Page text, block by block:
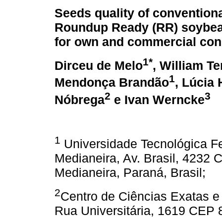
Seeds quality of
Roundup Ready (RR)
for own and commercial
Dirceu de Melo1*, William
Mendonça Brandão1, Lúcia
Nóbrega2 e Ivan Werncke3
1 Universidade Tecnológica
Medianeira, Av. Brasil, 4232
Medianeira, Paraná, Brasil;
2Centro de Ciências Exatas
Rua Universitária, 1619 CEP